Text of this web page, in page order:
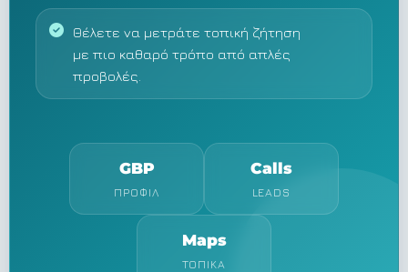
Θέλετε να μετράτε τοπική ζήτηση
με πιο καθαρό τρόπο από απλές
προβολές.
GBP
ΠΡΟΦΊΛ
Calls
LEADS
Maps
ΤΟΠΙΚΆ